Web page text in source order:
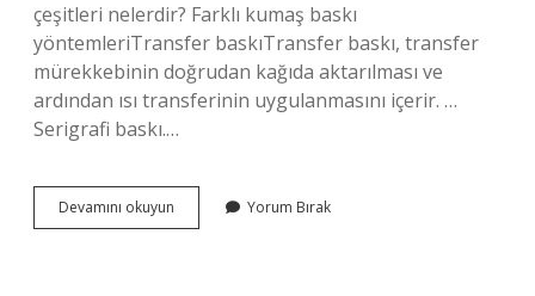
çeşitleri nelerdir? Farklı kumaş baskı
yöntemleriTransfer baskıTransfer baskı, transfer
mürekkebinin doğrudan kağıda aktarılması ve
ardından ısı transferinin uygulanmasını içerir. …
Serigrafi baskı.…
Devamını okuyun
Baskı
Yorum Bırak